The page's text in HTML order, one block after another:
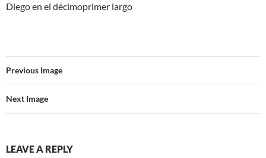
Diego en el décimoprimer largo
Previous Image
Next Image
LEAVE A REPLY